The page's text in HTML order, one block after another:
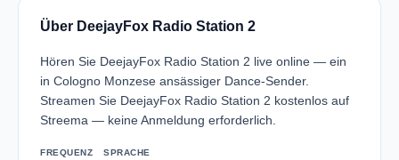
Über DeejayFox Radio Station 2
Hören Sie DeejayFox Radio Station 2 live online — ein
in Cologno Monzese ansässiger Dance-Sender.
Streamen Sie DeejayFox Radio Station 2 kostenlos auf
Streema — keine Anmeldung erforderlich.
FREQUENZ SPRACHE